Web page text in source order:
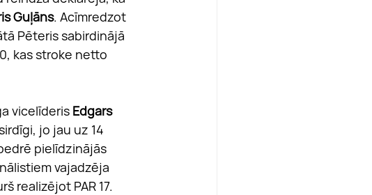
Guļāns. Acīmredzot
Pēteris sabirdinājā
kas stroke netto
vicelīderis Edgars
jo jau uz 14
pielīdzinājās
vajadzēja
realizējot PAR 17.